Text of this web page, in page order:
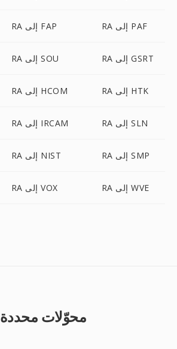
RA إلى FAP RA إلى PAF
RA إلى SOU RA إلى GSRT
RA إلى HCOM RA إلى HTK
RA إلى IRCAM RA إلى SLN
RA إلى NIST RA إلى SMP
RA إلى VOX RA إلى WVE
محوّلات محددة